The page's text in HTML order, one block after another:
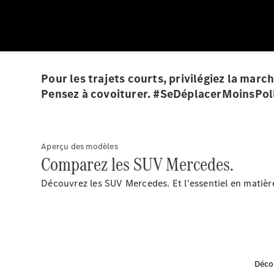
Pour les trajets courts, privilégiez la
Pensez à covoiturer.
Aperçu des modèles
Comparez les SUV Mercedes.
Découvrez les SUV Mercedes. Et l'essentiel en